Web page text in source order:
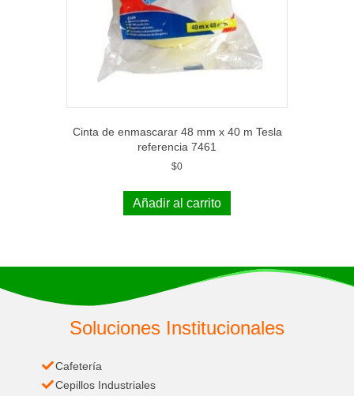
Cinta de enmascarar 48 mm x 40 m Tesla
referencia 7461
$0
Añadir al carrito
Soluciones Institucionales
Cafetería
Cepillos Industriales